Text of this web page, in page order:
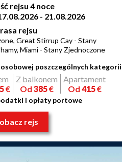
rejsu 4 noce
- 21.08.2026
rejsu
Great Stirrup Cay - Stany
Miami - Stany Zjednoczone
poszczególnych kategorii
€
Z balkonem
Od 385€
Apartament
Od 415€
i opłaty portowe
rejs